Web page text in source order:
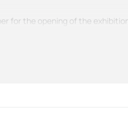
for the opening of the
from researcher Grant